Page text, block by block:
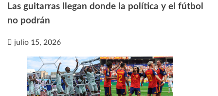
Las guitarras llegan donde la política y el fútbol
no podrán
julio 15, 2026